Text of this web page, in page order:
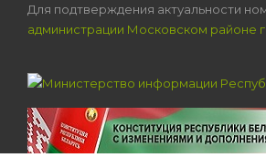
Для подтверждения актуальности
администрации Московском районе